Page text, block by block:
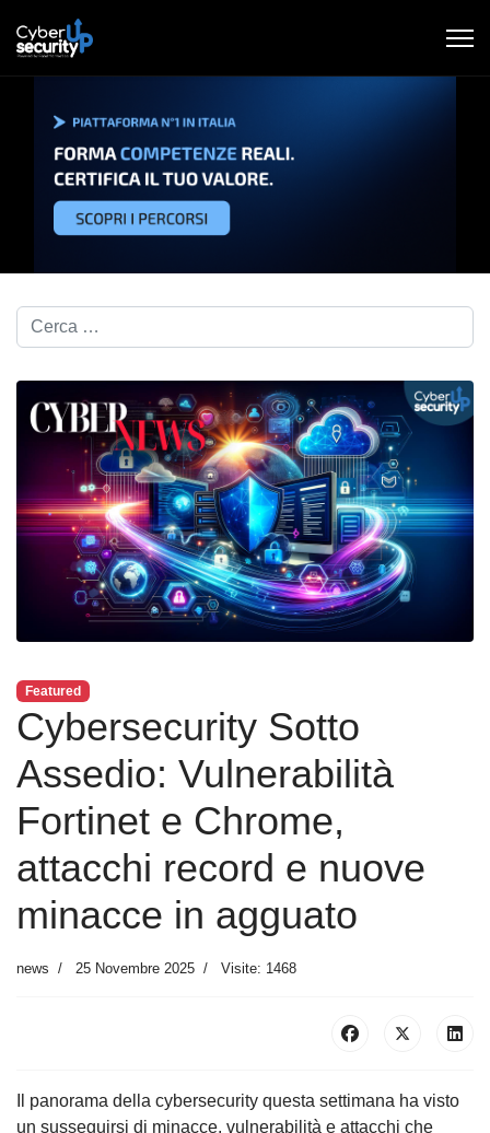
Cerca nel blog...
Featured
Cybersecurity Sotto
Assedio: Vulnerabilità
Fortinet e Chrome,
attacchi record e nuove
minacce in agguato
news 25 Novembre 2025 Visite: 1468
Il panorama della cybersecurity questa settimana ha visto
un susseguirsi di minacce, vulnerabilità e attacchi che